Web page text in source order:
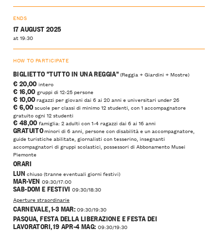
ENDS
17 AUGUST 2025
at 19:30
HOW TO PARTICIPATE
BIGLIETTO "TUTTO IN UNA REGGIA"(Reggia + Giardini + Mostre)
€ 20,00 intero
€ 16,00 gruppi di 12-25 persone
€ 10,00ragazzi per giovani dai 6 ai 20 anni e universitari under 26
€ 6,00scuole per classi di minimo 12 studenti, con 1 accompagnatore
gratuito ogni 12 studenti
€ 48,00 famiglia: 2 adulti con 1-4 ragazzi dai 6 ai 16 anni
GRATUITOminori di 6 anni, persone con disabilità e un accompagnatore,
guide turistiche abilitate, giornalisti con tesserino, insegnanti
accompagnatori di gruppi scolastici, possessori di Abbonamento Musei
Piemonte
ORARI
LUN chiuso (tranne eventuali giorni festivi)
MAR-VEN 09:30/17:00
SAB-DOM E FESTIVI 09:30/18:30
Aperture straordinarie
CARNEVALE,1-3 MAR:09:30/19:30
PASQUA, FESTA DELLA LIBERAZIONE E FESTA DEI
LAVORATORI,19 APR-4 MAG: 09:30/19:30